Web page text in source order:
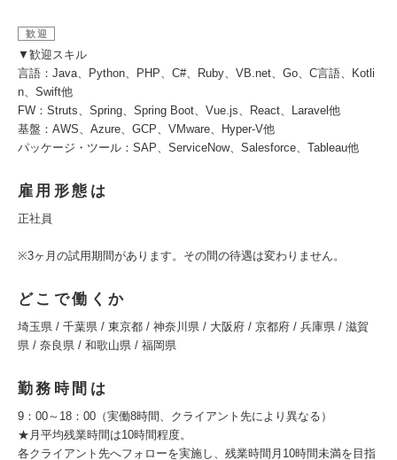
歓迎
▼歓迎スキル
言語：Java、Python、PHP、C#、Ruby、VB.net、Go、C言語、Kotli
n、Swift他
FW：Struts、Spring、Spring Boot、Vue.js、React、Laravel他
基盤：AWS、Azure、GCP、VMware、Hyper-V他
パッケージ・ツール：SAP、ServiceNow、Salesforce、Tableau他
雇用形態は
正社員
※3ヶ月の試用期間があります。その間の待遇は変わりません。
どこで働くか
埼玉県 / 千葉県 / 東京都 / 神奈川県 / 大阪府 / 京都府 / 兵庫県 / 滋賀
県 / 奈良県 / 和歌山県 / 福岡県
勤務時間は
9：00～18：00（実働8時間、クライアント先により異なる）
★月平均残業時間は10時間程度。
各クライアント先へフォローを実施し、残業時間月10時間未満を目指